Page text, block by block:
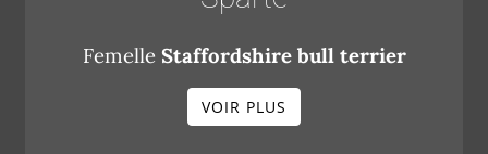
Femelle Staffordshire bull terrier
VOIR PLUS